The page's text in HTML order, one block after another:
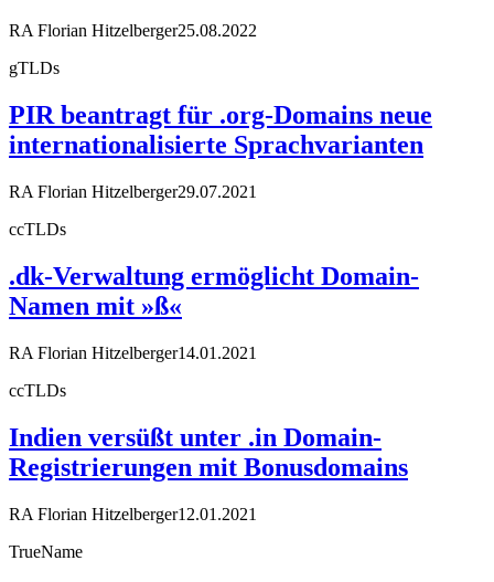
RA Florian Hitzelberger25.08.2022
gTLDs
PIR beantragt für .org-Domains neue
internationalisierte Sprachvarianten
RA Florian Hitzelberger29.07.2021
ccTLDs
.dk-Verwaltung ermöglicht Domain-
Namen mit »ß«
RA Florian Hitzelberger14.01.2021
ccTLDs
Indien versüßt unter .in Domain-
Registrierungen mit Bonusdomains
RA Florian Hitzelberger12.01.2021
TrueName